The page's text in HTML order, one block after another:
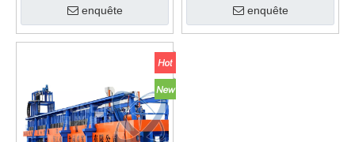
calcium des eaux usées de
haute qualité
enquête
l'or
enquête